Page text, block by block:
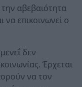
αβεβαιότητα
να επικοινωνεί ο
δεν
Έρχεται
να τον